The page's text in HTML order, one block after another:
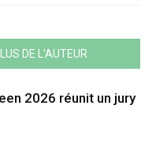
DE L'AUTEUR
2026 réunit un jury